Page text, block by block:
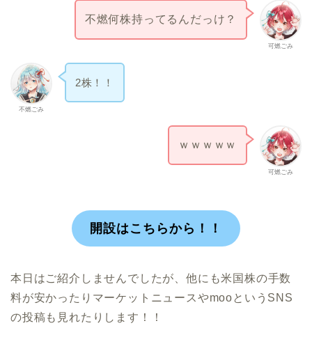
可燃ごみ
不燃何株持ってるんだっけ？
不燃ごみ
2株！！
可燃ごみ
ｗｗｗｗｗ
開設はこちらから！！
本日はご紹介しませんでしたが、他にも米国株の手数
料が安かったりマーケットニュースやmooというSNS
の投稿も見れたりします！！